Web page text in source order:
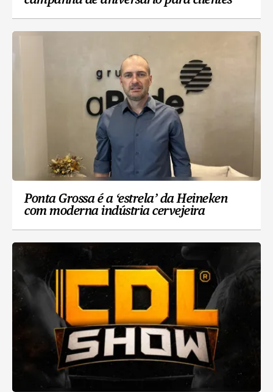
Ponta Grossa é a ‘estrela’ da Heineken
com moderna indústria cervejeira